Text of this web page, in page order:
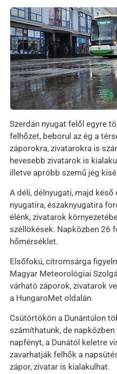
Kép
Szerdán nyugat felől egyre
felhőzet, beborul az ég a
záporokra, zivatarokra is
hevesebb zivatarok is
illetve apróbb szemű jég
A déli, délnyugati, majd
nyugatira, északnyugatira
élénk, zivatarok
széllökések. Napközben 26
hőmérséklet.
Elsőfokú, citromsárga
Magyar Meteorológiai
várható záporok, zivatarok
a HungaroMet oldalán.
Csütörtökön a Dunántúlon
számíthatunk, de
napfényt, a Dunától keletre
zavarhatják felhők a
zápor, zivatar is kialakulhat.